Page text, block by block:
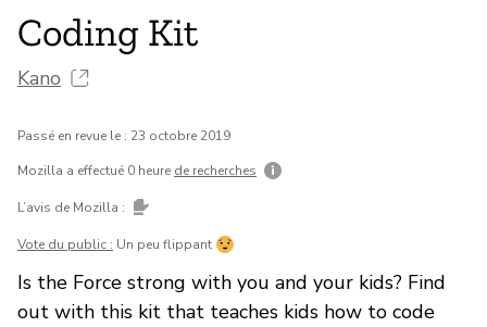
Coding Kit
Kano
Passé en revue le : 23 octobre 2019
Mozilla a effectué 0 heure de recherches
L’avis de Mozilla :
Vote du public : Un peu flippant
Is the Force strong with you and your kids? Find
out with this kit that teaches kids how to code